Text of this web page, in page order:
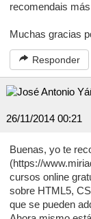
recomendais
Muchas gracias
Responder
26/11/2014 00:21
Buenas, yo te
(https://
cursos online
sobre HTML5,
que se pueden